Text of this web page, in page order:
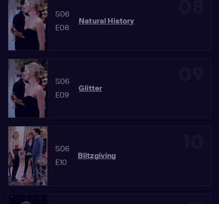
S06
E08
Natural History
S06
E09
Glitter
S06
E10
Blitzgiving